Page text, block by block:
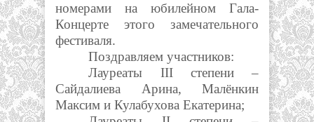
номерами на юбилейном Гала-
Концерте этого замечательного
фестиваля.
Поздравляем участников:
Лауреаты III степени –
Сайдалиева Арина, Малёнкин
Максим и Кулабухова Екатерина;